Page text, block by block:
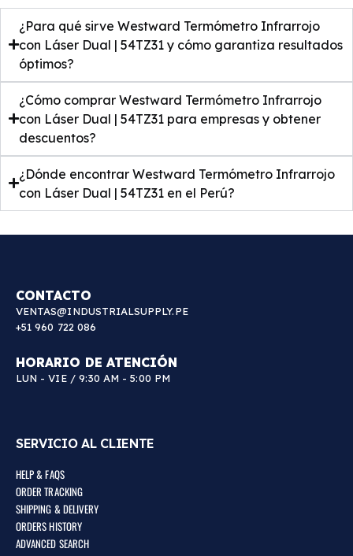
¿Para qué sirve Westward Termómetro Infrarrojo
con Láser Dual | 54TZ31 y cómo garantiza resultados
óptimos?
¿Cómo comprar Westward Termómetro Infrarrojo
con Láser Dual | 54TZ31 para empresas y obtener
descuentos?
¿Dónde encontrar Westward Termómetro Infrarrojo
con Láser Dual | 54TZ31 en el Perú?
CONTACTO
VENTAS@INDUSTRIALSUPPLY.PE
+51 960 722 086
HORARIO DE ATENCIÓN
LUN - VIE / 9:30 AM - 5:00 PM
SERVICIO AL CLIENTE
HELP & FAQS
ORDER TRACKING
SHIPPING & DELIVERY
ORDERS HISTORY
ADVANCED SEARCH